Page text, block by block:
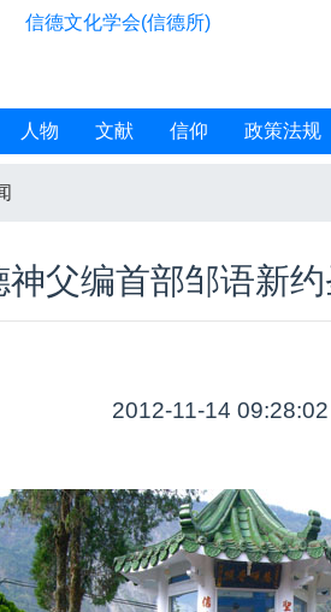
信德文化学会(信德所)
人物 文献 信仰 政策法规
神父编首部邹语新
2012-11-14 09:28:02